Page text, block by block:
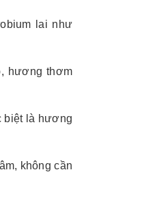
lai như
hương thơm
biệt là hương
không cần